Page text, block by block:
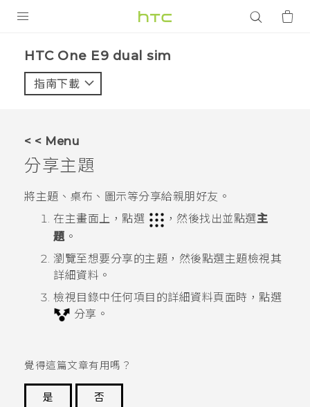
VIVE
應用程式
HTC One E9 dual sim‎
指南下載
< < Menu
分享主題
將主題、桌布、圖示等分享給親朋好友。
在主畫面上，點選 ，然後找出並點選主
題 。
瀏覽至想要分享的主題，然後點選主題檢視其
詳細資料。
檢視目錄中任何項目的詳細資料頁面時，點選
分享。
覺得這篇文章有用嗎？
是
否